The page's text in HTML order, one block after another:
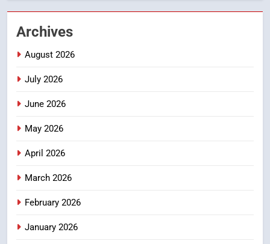
3
Archives
August 2026
July 2026
June 2026
May 2026
April 2026
March 2026
February 2026
January 2026